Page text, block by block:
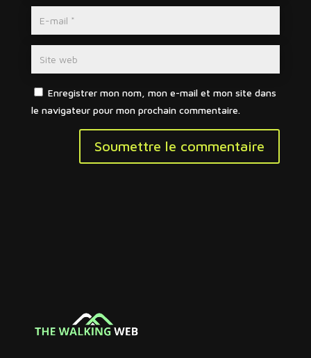
Enregistrer mon nom, mon e-mail et mon site dans
le navigateur pour mon prochain commentaire.
Soumettre le commentaire